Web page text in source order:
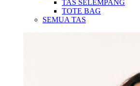
TAS SELEMPANG
TOTE BAG
SEMUA TAS